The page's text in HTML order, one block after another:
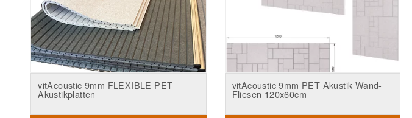
vitAcoustic 9mm FLEXIBLE PET
Akustikplatten
vitAcoustic 9mm PET Akustik Wand-
Fliesen 120x60cm